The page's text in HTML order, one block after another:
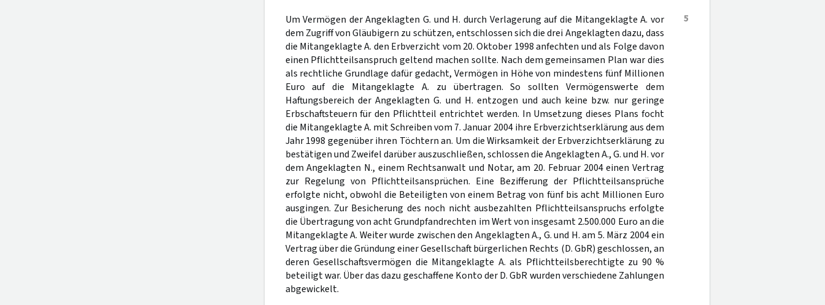
5
Um Vermögen der Angeklagten G. und H. durch Verlagerung auf die Mitangeklagte A. vor
dem Zugriff von Gläubigern zu schützen, entschlossen sich die drei Angeklagten dazu, dass
die Mitangeklagte A. den Erbverzicht vom 20. Oktober 1998 anfechten und als Folge davon
einen Pflichtteilsanspruch geltend machen sollte. Nach dem gemeinsamen Plan war dies
als rechtliche Grundlage dafür gedacht, Vermögen in Höhe von mindestens fünf Millionen
Euro auf die Mitangeklagte A. zu übertragen. So sollten Vermögenswerte dem
Haftungsbereich der Angeklagten G. und H. entzogen und auch keine bzw. nur geringe
Erbschaftsteuern für den Pflichtteil entrichtet werden. In Umsetzung dieses Plans focht
die Mitangeklagte A. mit Schreiben vom 7. Januar 2004 ihre Erbverzichtserklärung aus dem
Jahr 1998 gegenüber ihren Töchtern an. Um die Wirksamkeit der Erbverzichtserklärung zu
bestätigen und Zweifel darüber auszuschließen, schlossen die Angeklagten A., G. und H. vor
dem Angeklagten N., einem Rechtsanwalt und Notar, am 20. Februar 2004 einen Vertrag
zur Regelung von Pflichtteilsansprüchen. Eine Bezifferung der Pflichtteilsansprüche
erfolgte nicht, obwohl die Beteiligten von einem Betrag von fünf bis acht Millionen Euro
ausgingen. Zur Besicherung des noch nicht ausbezahlten Pflichtteilsanspruchs erfolgte
die Übertragung von acht Grundpfandrechten im Wert von insgesamt 2.500.000 Euro an die
Mitangeklagte A. Weiter wurde zwischen den Angeklagten A., G. und H. am 5. März 2004 ein
Vertrag über die Gründung einer Gesellschaft bürgerlichen Rechts (D. GbR) geschlossen, an
deren Gesellschaftsvermögen die Mitangeklagte A. als Pflichtteilsberechtigte zu 90 %
beteiligt war. Über das dazu geschaffene Konto der D. GbR wurden verschiedene Zahlungen
abgewickelt.